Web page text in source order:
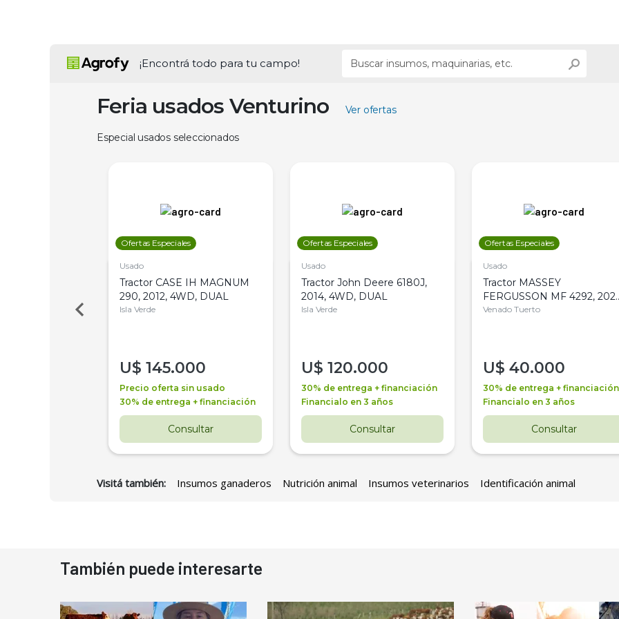
¡Encontrá todo para tu campo!
Feria usados Venturino Ver ofertas
Especial usados seleccionados
Ofertas Especiales
Usado
Tractor CASE IH MAGNUM
290, 2012, 4WD, DUAL
Isla Verde
U$ 145.000
Precio oferta sin usado
30% de entrega + financiación
Consultar
Ofertas Especiales
Usado
Tractor John Deere 6180J,
2014, 4WD, DUAL
Isla Verde
U$ 120.000
30% de entrega + financiación
Financialo en 3 años
Consultar
Ofertas Especiales
Usado
Tractor MASSEY
FERGUSSON MF 4292,
4WD, PATON
Venado Tuerto
U$ 40.000
30% de entrega + financiación
Financialo en 3 años
Consultar
Visitá también: Insumos ganaderos Nutrición animal Insumos veterinarios Identificación animal
También puede interesarte